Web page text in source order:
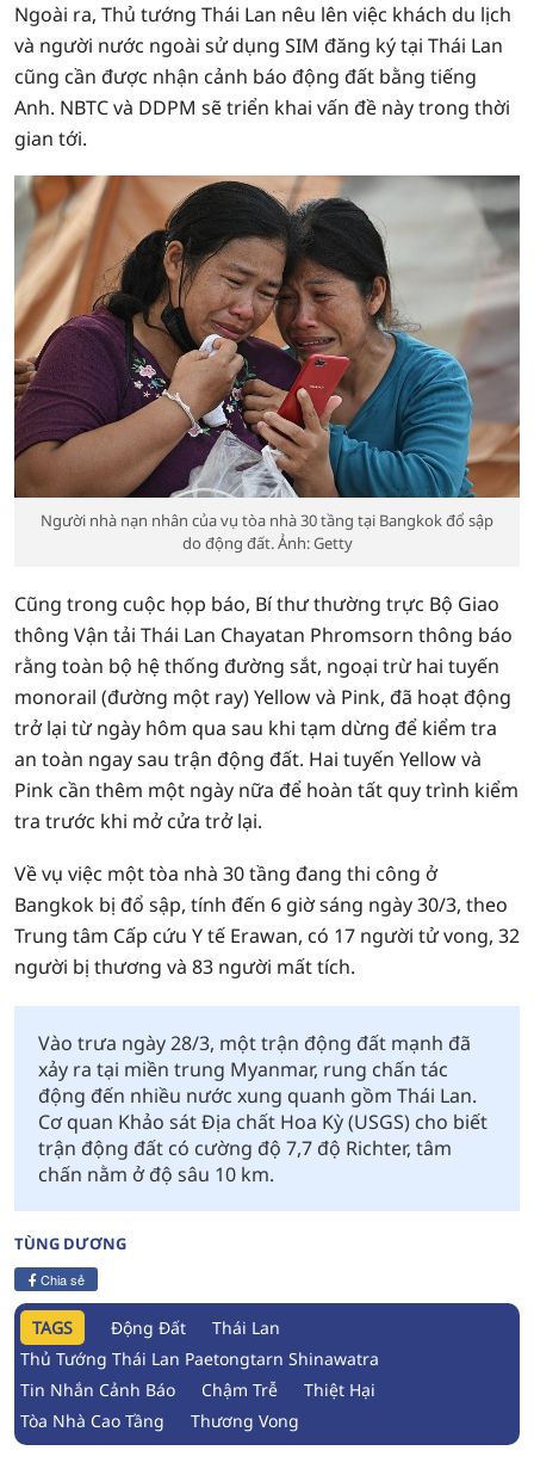
Ngoài ra, Thủ tướng Thái Lan nêu lên việc khách du lịch
và người nước ngoài sử dụng SIM đăng ký tại Thái Lan
cũng cần được nhận cảnh báo động đất bằng tiếng
Anh. NBTC và DDPM sẽ triển khai vấn đề này trong thời
gian tới.
Người nhà nạn nhân của vụ tòa nhà 30 tầng tại Bangkok đổ sập
do động đất. Ảnh: Getty
Cũng trong cuộc họp báo, Bí thư thường trực Bộ Giao
thông Vận tải Thái Lan Chayatan Phromsorn thông báo
rằng toàn bộ hệ thống đường sắt, ngoại trừ hai tuyến
monorail (đường một ray) Yellow và Pink, đã hoạt động
trở lại từ ngày hôm qua sau khi tạm dừng để kiểm tra
an toàn ngay sau trận động đất. Hai tuyến Yellow và
Pink cần thêm một ngày nữa để hoàn tất quy trình kiểm
tra trước khi mở cửa trở lại.
Về vụ việc một tòa nhà 30 tầng đang thi công ở
Bangkok bị đổ sập, tính đến 6 giờ sáng ngày 30/3, theo
Trung tâm Cấp cứu Y tế Erawan, có 17 người tử vong, 32
người bị thương và 83 người mất tích.
Vào trưa ngày 28/3, một trận động đất mạnh đã
xảy ra tại miền trung Myanmar, rung chấn tác
động đến nhiều nước xung quanh gồm Thái Lan.
Cơ quan Khảo sát Địa chất Hoa Kỳ (USGS) cho biết
trận động đất có cường độ 7,7 độ Richter, tâm
chấn nằm ở độ sâu 10 km.
TÙNG DƯƠNG
Chia sẻ
TAGS Động Đất
Thái Lan
Thủ Tướng Thái Lan Paetongtarn Shinawatra
Tin Nhắn Cảnh Báo
Chậm Trễ
Thiệt Hại
Tòa Nhà Cao Tầng
Thương Vong